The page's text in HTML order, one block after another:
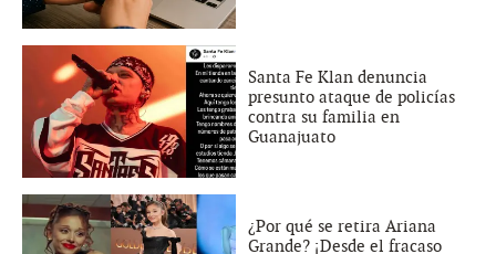
Santa Fe Klan denuncia
presunto ataque de policías
contra su familia en
Guanajuato
¿Por qué se retira Ariana
Grande? ¡Desde el fracaso